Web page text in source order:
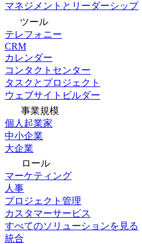
マネジメントとリーダーシップ
ツール
テレフォニー
CRM
カレンダー
コンタクトセンター
タスクとプロジェクト
ウェブサイトビルダー
事業規模
個人起業家
中小企業
大企業
ロール
マーケティング
人事
プロジェクト管理
カスタマーサービス
すべてのソリューションを見る
統合